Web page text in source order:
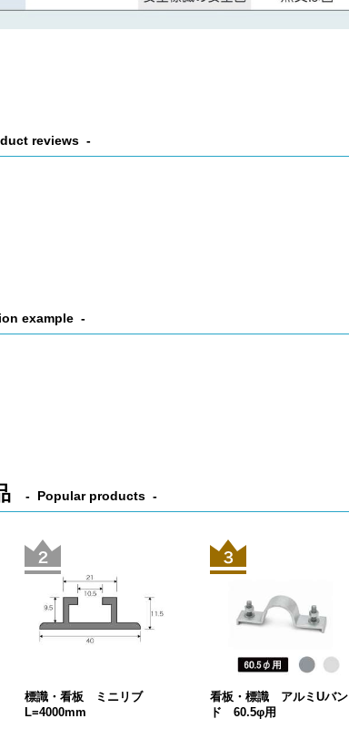
reviews
example
Popular products
標識・看板 ミニリブ
L=4000mm
看板・標識 アルミUバン
ド 60.5φ用